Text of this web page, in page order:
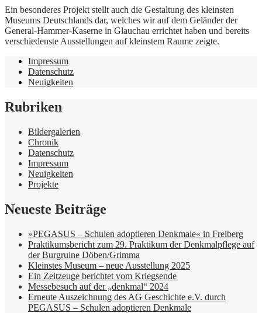
Ein besonderes Projekt stellt auch die Gestaltung des kleinsten
Museums Deutschlands dar, welches wir auf dem Geländer der
General-Hammer-Kaserne in Glauchau errichtet haben und bereits
verschiedenste Ausstellungen auf kleinstem Raume zeigte.
Impressum
Datenschutz
Neuigkeiten
Rubriken
Bildergalerien
Chronik
Datenschutz
Impressum
Neuigkeiten
Projekte
Neueste Beiträge
»PEGASUS – Schulen adoptieren Denkmale« in Freiberg
Praktikumsbericht zum 29. Praktikum der Denkmalpflege auf
der Burgruine Döben/Grimma
Kleinstes Museum – neue Ausstellung 2025
Ein Zeitzeuge berichtet vom Kriegsende
Messebesuch auf der „denkmal“ 2024
Erneute Auszeichnung des AG Geschichte e.V. durch
PEGASUS – Schulen adoptieren Denkmale